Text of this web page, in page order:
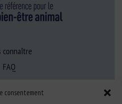
consentement
connaître
FAQ